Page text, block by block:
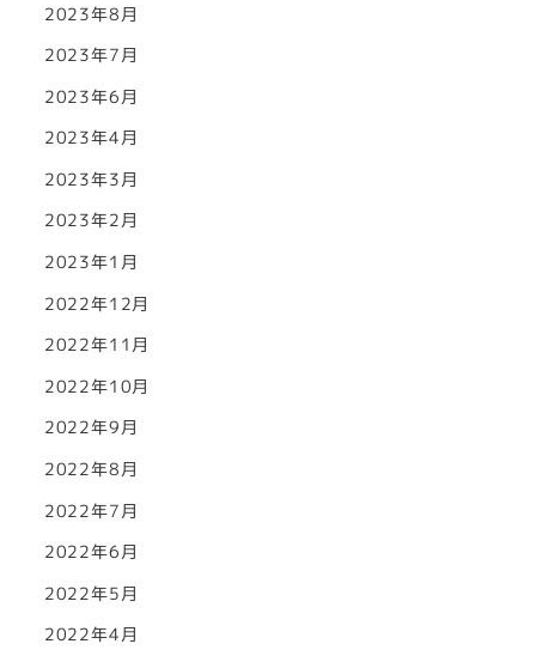
2023年8月
2023年7月
2023年6月
2023年4月
2023年3月
2023年2月
2023年1月
2022年12月
2022年11月
2022年10月
2022年9月
2022年8月
2022年7月
2022年6月
2022年5月
2022年4月